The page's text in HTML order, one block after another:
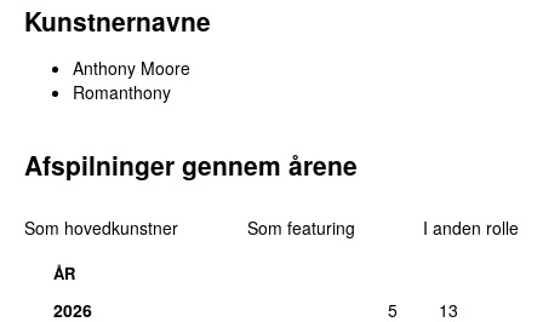
Kunstnernavne
Anthony Moore
Romanthony
Afspilninger gennem årene
Som hovedkunstner Som featuring I anden rolle
ÅR
2026 5
13